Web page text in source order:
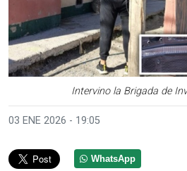
Intervino la Brigada de
03 ENE 2026 - 19:05
WhatsApp